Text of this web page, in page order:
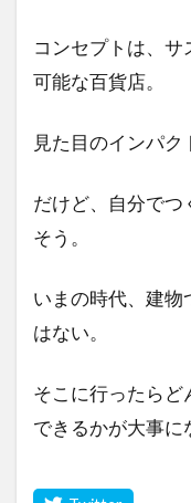
コンセプトは、
可能な百貨店。
見た目のインパク
だけど、自分でつ
そう。
いまの時代、建物
はない。
そこに行ったらど
できるかが大事に